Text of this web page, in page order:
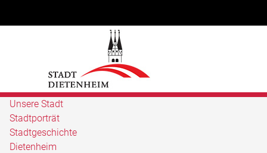
Unsere Stadt
Stadtporträt
Stadtgeschichte
Dietenheim